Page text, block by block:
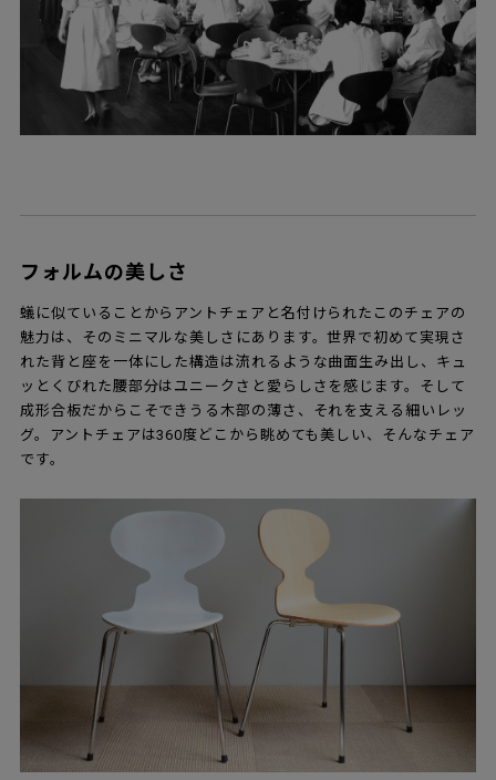
フォルムの美しさ
蟻に似ていることからアントチェアと名付けられたこのチェアの
魅力は、そのミニマルな美しさにあります。世界で初めて実現さ
れた背と座を一体にした構造は流れるような曲面生み出し、キュ
ッとくびれた腰部分はユニークさと愛らしさを感じます。そして
成形合板だからこそできうる木部の薄さ、それを支える細いレッ
グ。アントチェアは360度どこから眺めても美しい、そんなチェア
です。